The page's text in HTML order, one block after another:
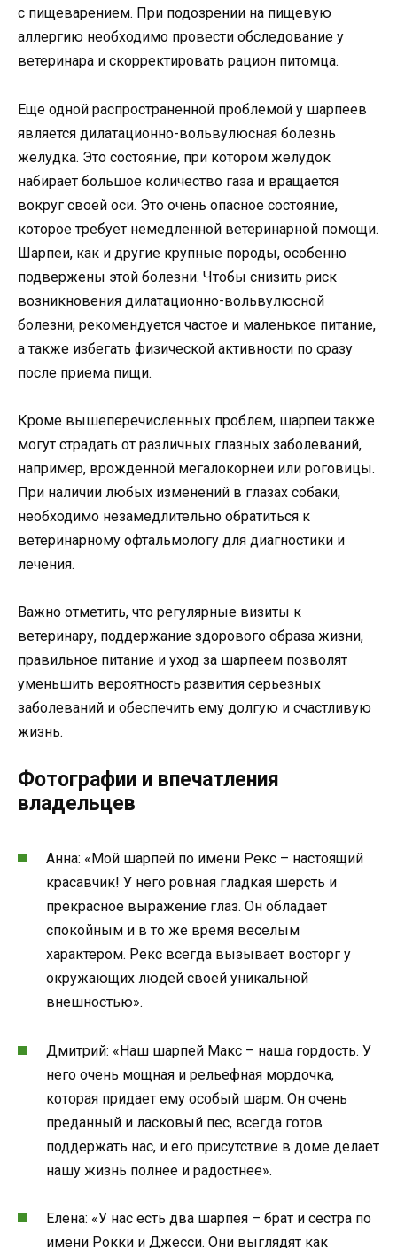
с пищеварением. При подозрении на пищевую
аллергию необходимо провести обследование у
ветеринара и скорректировать рацион питомца.
Еще одной распространенной проблемой у шарпеев
является дилатационно-вольвулюсная болезнь
желудка. Это состояние, при котором желудок
набирает большое количество газа и вращается
вокруг своей оси. Это очень опасное состояние,
которое требует немедленной ветеринарной помощи.
Шарпеи, как и другие крупные породы, особенно
подвержены этой болезни. Чтобы снизить риск
возникновения дилатационно-вольвулюсной
болезни, рекомендуется частое и маленькое питание,
а также избегать физической активности по сразу
после приема пищи.
Кроме вышеперечисленных проблем, шарпеи также
могут страдать от различных глазных заболеваний,
например, врожденной мегалокорнеи или роговицы.
При наличии любых изменений в глазах собаки,
необходимо незамедлительно обратиться к
ветеринарному офтальмологу для диагностики и
лечения.
Важно отметить, что регулярные визиты к
ветеринару, поддержание здорового образа жизни,
правильное питание и уход за шарпеем позволят
уменьшить вероятность развития серьезных
заболеваний и обеспечить ему долгую и счастливую
жизнь.
Фотографии и впечатления
владельцев
Анна: «Мой шарпей по имени Рекс – настоящий
красавчик! У него ровная гладкая шерсть и
прекрасное выражение глаз. Он обладает
спокойным и в то же время веселым
характером. Рекс всегда вызывает восторг у
окружающих людей своей уникальной
внешностью».
Дмитрий: «Наш шарпей Макс – наша гордость. У
него очень мощная и рельефная мордочка,
которая придает ему особый шарм. Он очень
преданный и ласковый пес, всегда готов
поддержать нас, и его присутствие в доме делает
нашу жизнь полнее и радостнее».
Елена: «У нас есть два шарпея – брат и сестра по
имени Рокки и Джесси. Они выглядят как